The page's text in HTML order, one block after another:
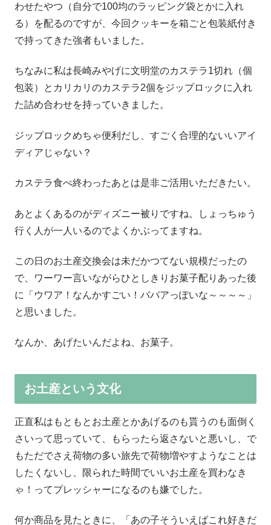
わせたやつ（自分で100均のラッピング袋とかに入れ
る）を配るのですが、今回クッキーを箱ごと包装紙付き
で持ってきた強者もいました。
ちなみに私は長崎みやげに文明堂のカステラ1切れ（個
包装）とカリカリのカステラ2個をジップロックに入れ
た詰め合わせを持っていきました。
ジップロックめちゃ便利だし、すごく合理的ないいアイ
ディアじゃない？
カステラ食べ終わったあとは是非ご活用いただきたい。
あとよくあるのがディズニー被りですね。しょっちゅう
行く人が一人いるのでよくかぶってますね。
この日のお土産交換会は未だかつてない規模だったの
で、ワーワー言いながらひとしきりお菓子配りあった後
に「ウワア！なんかすごい！ババアっぽいな～～～～」
と思いました。
なんか、あげたいんだよね、お菓子。
お土産という文化
正直私はもともとお土産とかあげるのも貰うのも面倒く
さいって思っていて、もらったら返さないと悪いし、で
もただでさえ荷物の多い旅先で荷物増やすようなことは
したくないし、限られた時間でいいお土産を買わなき
ゃ！ってプレッシャーになるのも嫌でした。
何か商品を見たときに、「あの子そういえばこれ好きだ